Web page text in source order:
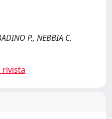
P., NEBBIA C.
rivista